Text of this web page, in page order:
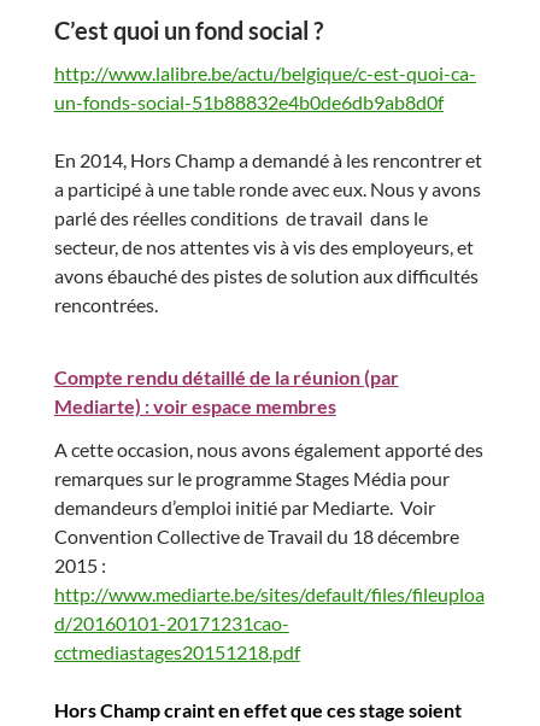
C’est quoi un fond social ?
http://www.lalibre.be/actu/belgique/c-est-quoi-ca-
un-fonds-social-51b88832e4b0de6db9ab8d0f
En 2014, Hors Champ a demandé à les rencontrer et
a participé à une table ronde avec eux. Nous y avons
parlédes réelles conditions de travail dans le
secteur, de nos attentes vis à vis des employeurs, et
avons ébauché des pistes de solution aux difficultés
rencontrées.
Compte rendu détaillé de la réunion (par
Mediarte) : voir espace membres
A cette occasion, nous avons également apporté des
remarques sur le programmeStages Média pour
demandeurs d’emploi initié par Mediarte. Voir
Convention Collective de Travail du 18 décembre
2015 :
http://www.mediarte.be/sites/default/files/fileuploa
d/20160101-20171231cao-
cctmediastages20151218.pdf
Hors Champ craint en effet que ces stage soient